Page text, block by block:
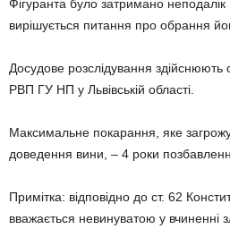
Фігуранта було затримано неподалік
вирішується питання про обрання
Досудове розслідування здійснюють
РВП ГУ НП у Львівській області.
Максимальне покарання, яке
доведення вини, – 4 роки
Примітка: відповідно до ст. 62
вважається невинуватою у вчиненні